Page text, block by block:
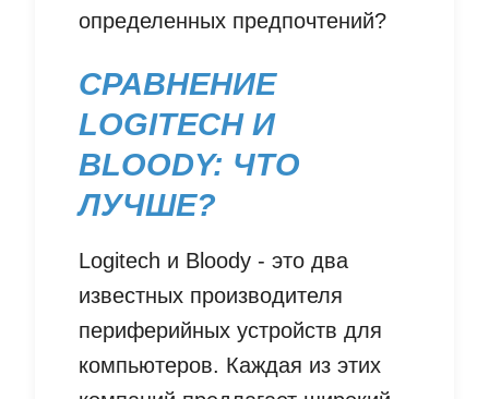
определенных предпочтений?
СРАВНЕНИЕ
LOGITECH И
BLOODY: ЧТО
ЛУЧШЕ?
Logitech и Bloody - это два
известных производителя
периферийных устройств для
компьютеров. Каждая из этих